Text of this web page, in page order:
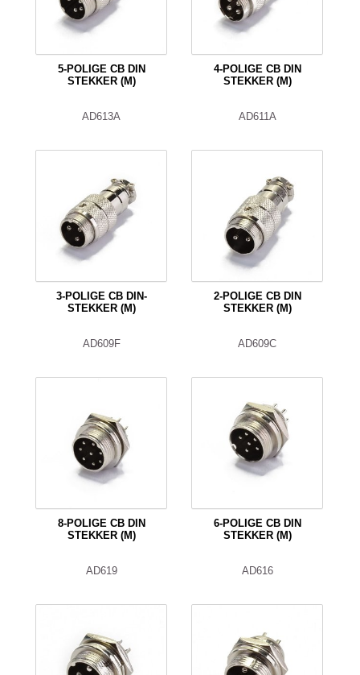
5-POLIGE CB DIN
STEKKER (M)
AD613A
4-POLIGE CB DIN
STEKKER (M)
AD611A
3-POLIGE CB DIN-
STEKKER (M)
AD609F
2-POLIGE CB DIN
STEKKER (M)
AD609C
8-POLIGE CB DIN
STEKKER (M)
AD619
6-POLIGE CB DIN
STEKKER (M)
AD616